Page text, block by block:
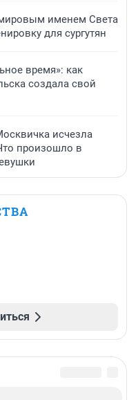
именем Света
для сургутян
время»: как
создала свой
исчезла
произошло в